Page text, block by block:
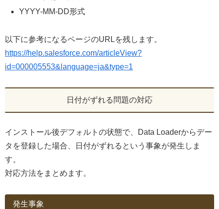
YYYY-MM-DD形式
以下に参考になるページのURLを残します。
https://help.salesforce.com/articleView?
id=000005553&language=ja&type=1
日付がずれる問題の対応
インストール後デフォルトの状態で、Data Loaderからデー
タを登録した場合、日付がずれるという事象が発生しま
す。
対応方法をまとめます。
発生事象